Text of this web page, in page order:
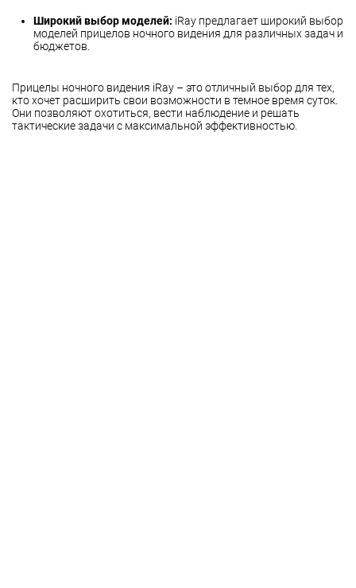
Широкий выбор моделей: iRay предлагает широкий выбор
моделей прицелов ночного видения для различных задач и
бюджетов.
Прицелы ночного видения iRay – это отличный выбор для тех,
кто хочет расширить свои возможности в темное время суток.
Они позволяют охотиться, вести наблюдение и решать
тактические задачи с максимальной эффективностью.